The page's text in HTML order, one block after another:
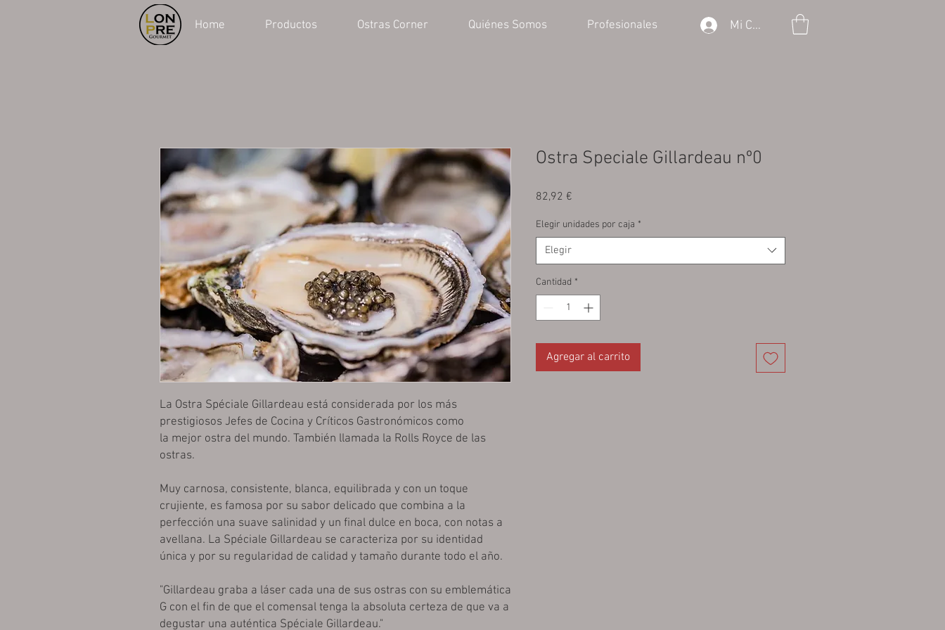
Home Productos Ostras Corner Quiénes Somos Profesionales Mi Cuenta
La Ostra Spéciale Gillardeau está considerada por los más
prestigiosos Jefes de Cocina y Críticos Gastronómicos como
la mejor ostra del mundo. También llamada la Rolls Royce de las
ostras.
Muy carnosa, consistente, blanca, equilibrada y con un toque
crujiente, es famosa por su sabor delicado que combina a la
perfección una suave salinidad y un final dulce en boca, con notas a
avellana. La Spéciale Gillardeau se caracteriza por su identidad
única y por su regularidad de calidad y tamaño durante todo el año.
"Gillardeau graba a láser cada una de sus ostras con su emblemática
G con el fin de que el comensal tenga la absoluta certeza de que va a
degustar una auténtica Spéciale Gillardeau."
Ostra Speciale Gillardeau nº0
82,92 €
Elegir unidades por caja *
Elegir
Cantidad *
Agregar al carrito